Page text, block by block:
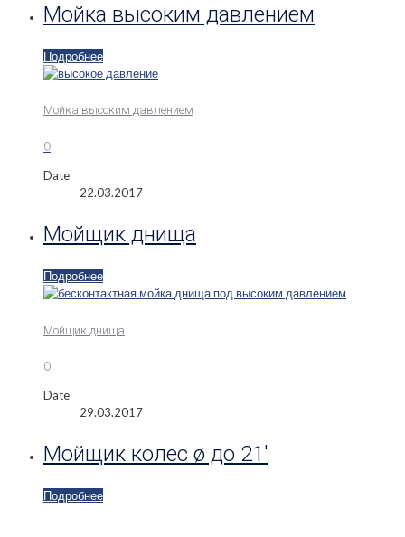
Мойка высоким давлением
Подробнее
Мойка высоким давлением
0
Date
22.03.2017
Мойщик днища
Подробнее
Мойщик днища
0
Date
29.03.2017
Мойщик колес ø до 21′
Подробнее